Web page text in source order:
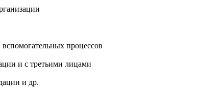
процессов
и с третьими лицами
и др.